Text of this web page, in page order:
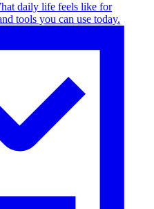
daily life feels like for
tools you can use today.